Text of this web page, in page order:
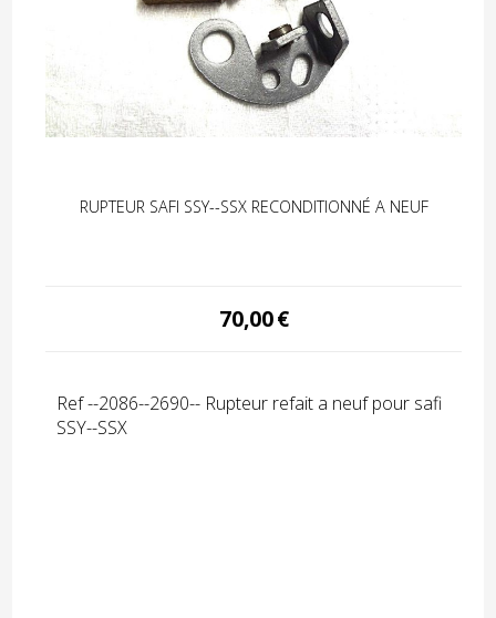
RUPTEUR SAFI SSY--SSX RECONDITIONNÉ A NEUF
70,00€
Ref --2086--2690-- Rupteur refait a neuf pour safi
SSY--SSX